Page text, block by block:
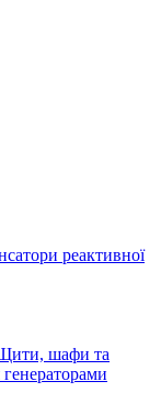
реактивної
шафи та